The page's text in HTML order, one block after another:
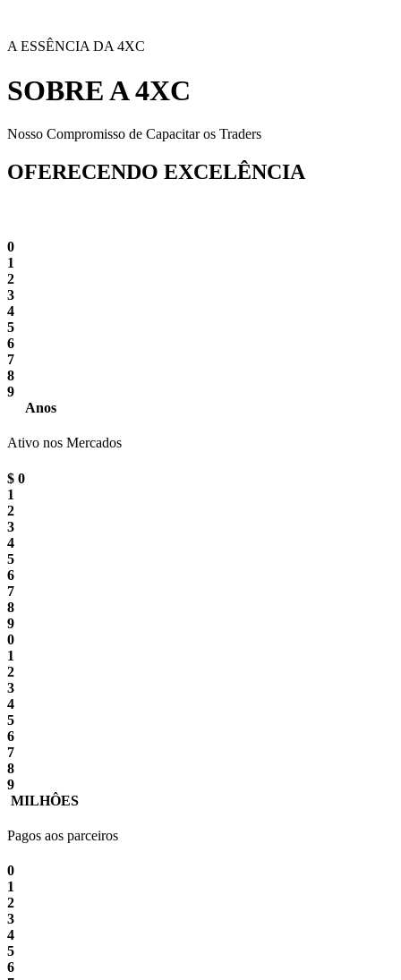
A ESSÊNCIA DA 4XC
SOBRE A 4XC
Nosso Compromisso de Capacitar os Traders
OFERECENDO EXCELÊNCIA
0
1
2
3
4
5
6
7
8
9
Anos
Ativo nos Mercados
$ 0
1
2
3
4
5
6
7
8
9
0
1
2
3
4
5
6
7
8
9
MILHÔES
Pagos aos parceiros
0
1
2
3
4
5
6